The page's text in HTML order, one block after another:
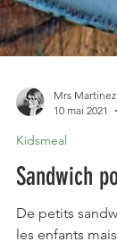
Mrs Martinez
Kidsmeal